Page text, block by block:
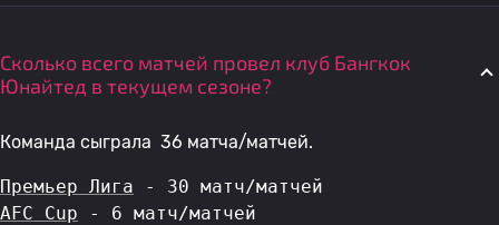
Сколько всего матчей провел клуб Бангкок
Юнайтед в текущем сезоне?
Команда сыграла 36 матча/матчей.
Премьер Лига - 30 матч/матчей
AFC Cup - 6 матч/матчей